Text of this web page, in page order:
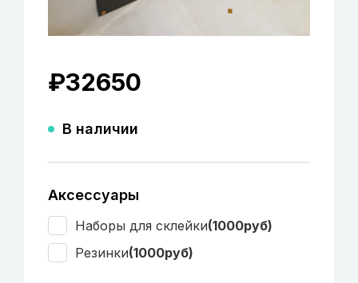
₽32650
В наличии
Аксессуары
Наборы для склейки(1000руб)
Резинки(1000руб)